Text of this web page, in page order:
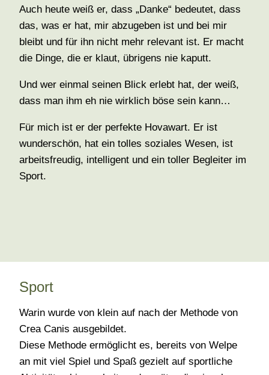
Auch heute weiß er, dass „Danke“ bedeutet, dass
das, was er hat, mir abzugeben ist und bei mir
bleibt und für ihn nicht mehr relevant ist. Er macht
die Dinge, die er klaut, übrigens nie kaputt.
Und wer einmal seinen Blick erlebt hat, der weiß,
dass man ihm eh nie wirklich böse sein kann…
Für mich ist er der perfekte Hovawart. Er ist
wunderschön, hat ein tolles soziales Wesen, ist
arbeitsfreudig, intelligent und ein toller Begleiter im
Sport.
Sport
Warin wurde von klein auf nach der Methode von
Crea Canis ausgebildet.
Diese Methode ermöglicht es, bereits von Welpe
an mit viel Spiel und Spaß gezielt auf sportliche